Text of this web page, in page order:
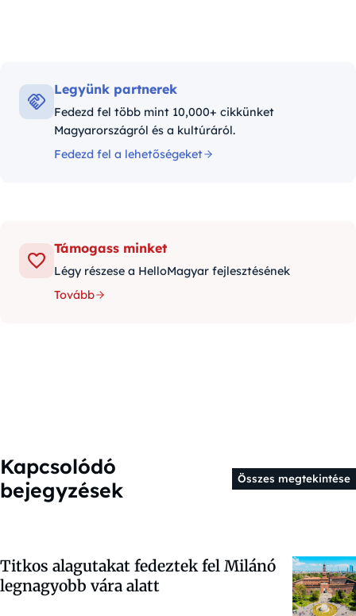
Legyünk partnerek
Fedezd fel több mint 10,000+ cikkünket
Magyarországról és a kultúráról.
Fedezd fel a lehetőségeket
Támogass minket
Légy részese a HelloMagyar fejlesztésének
Tovább
Kapcsolódó
bejegyzések
Összes megtekintése
Titkos alagutakat fedeztek fel Milánó
legnagyobb vára alatt